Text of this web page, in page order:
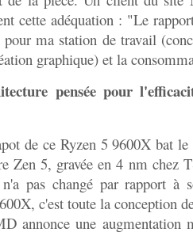
cette adéquation : "Le
ma station de travail
graphique) et la
pensée pour
de ce Ryzen 5 9600X bat
Zen 5, gravée en 4 nm chez
pas changé par rapport à
c'est toute la conception
annonce une augmentation